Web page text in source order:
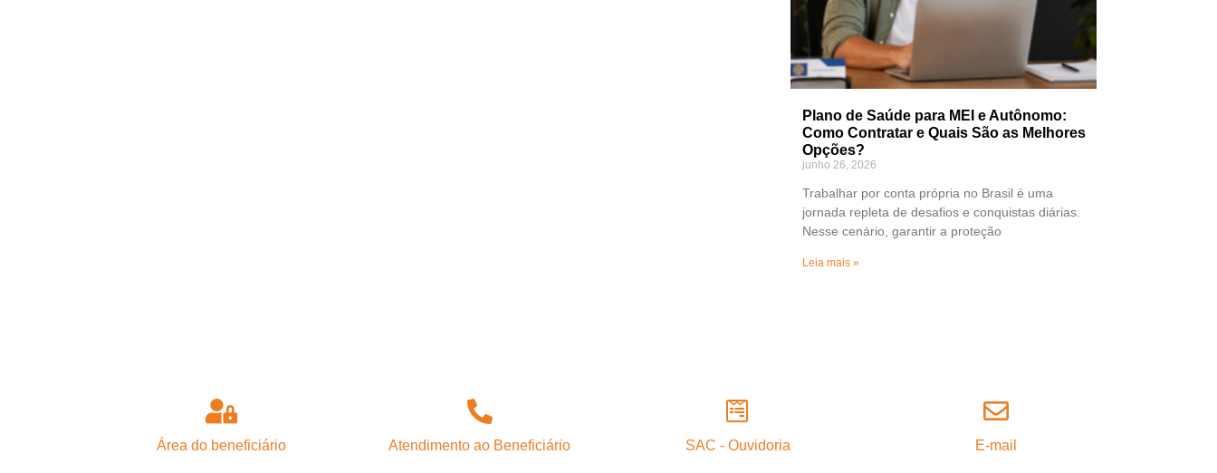
Plano de Saúde para MEI e Autônomo:
Como Contratar e Quais São as Melhores
Opções?
junho 26, 2026
Trabalhar por conta própria no Brasil é uma
jornada repleta de desafios e conquistas diárias.
Nesse cenário, garantir a proteção
Leia mais »
Área do beneficiário Atendimento ao Beneficiário SAC - Ouvidoria E-mail